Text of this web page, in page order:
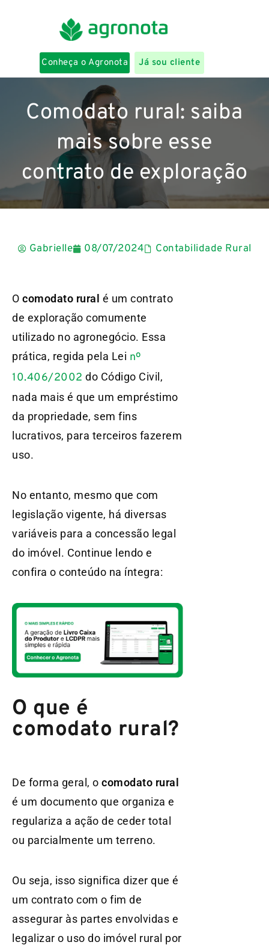
Conheça o Agronota Já sou cliente
Comodato rural: saiba
mais sobre esse
contrato de exploração
Gabrielle 08/07/2024 Contabilidade Rural
O comodato rural é um contrato
de exploração comumente
utilizado no agronegócio. Essa
prática, regida pela Lei nº
10.406/2002 do Código Civil,
nada mais é que um empréstimo
da propriedade, sem fins
lucrativos, para terceiros fazerem
uso.
No entanto, mesmo que com
legislação vigente, há diversas
variáveis para a concessão legal
do imóvel. Continue lendo e
confira o conteúdo na íntegra:
O que é
comodato rural?
De forma geral, o comodato rural
é um documento que organiza e
regulariza a ação de ceder total
ou parcialmente um terreno.
Ou seja, isso significa dizer que é
um contrato com o fim de
assegurar às partes envolvidas e
legalizar o uso do imóvel rural por